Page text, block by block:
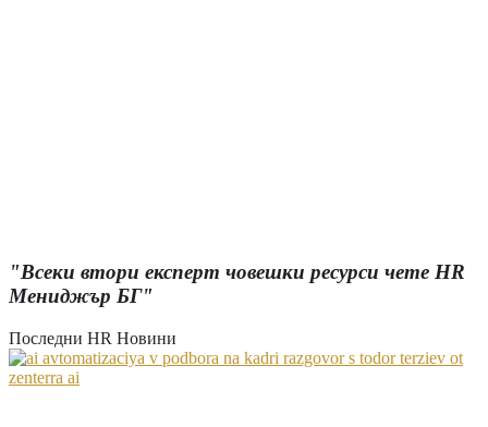
"Всеки втори експерт човешки ресурси чете HR
Мениджър БГ"
Последни HR Новини